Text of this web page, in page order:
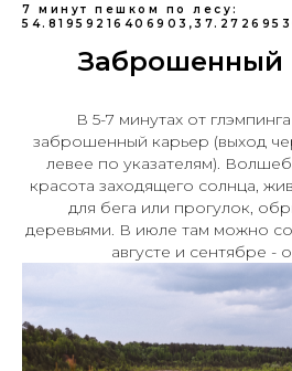
7 минут пешком по лесу:
Заброшенный
В 5-7 минутах от
заброшенный карьер (выход
левее по указателям).
красота заходящего солнца,
для бега или прогулок,
деревьями. В июле там можно
августе и сентябре -